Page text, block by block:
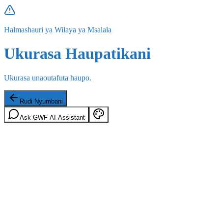
Halmashauri ya Wilaya ya Msalala
Ukurasa Haupatikani
Ukurasa unaoutafuta haupo.
Rudi Nyumbani
Ask GWF AI Assistant